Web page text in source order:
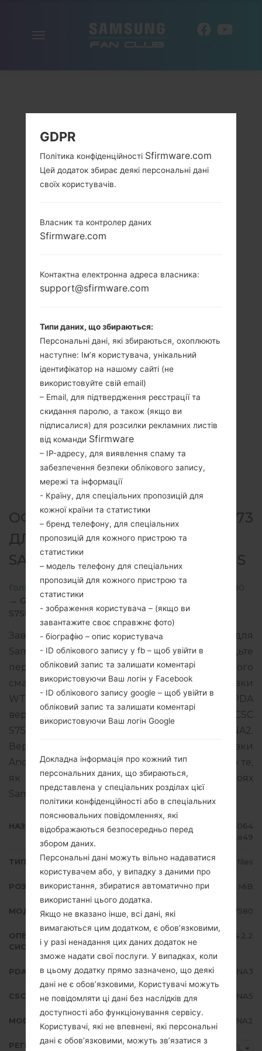
ОФІЦІЙНА ПРОШИВКА #136073
ДЛЯ GT-S7580 -
SAMSUNGGALAXY TREND PLUS
Головна Galaxy Trend Plus
SamsungGT-S7580
→ GT-
S7580_WTL_1_20140902150640_oavufd2e49.zip
Завантажте останнє оновлення прошивки для
Samsung Galaxy Trend Plus, але не забудьте
перевірити, чи відповідає номер моделі вашого
смартфона вказаному GT-S7580. Код прошивки
WTL для ALGERIA. Продукт поставляється з PDA
версією S7580XXUBNA3 версія CSC
S7580OJVANA5, MODEM версия S7580XXUBNA2.
Версія операційної системи даної прошивки
Android Jelly Bean 4.2.2. Повна інструкція про те,
як прошивати стокову прошивку на пристроях
Samsung тут
НАЗВА ФАЙЛУ
GT-S7580_WTL_1_2014090215064
0_oavufd2e49
ТИП ПРОШИВКИ 4 files
РОЗМІР ФАЙЛУ 688.56 MiB
МОДЕЛЬ Samsung GT-S7580
ОПЕРАЦІЙНА
СИСТЕМА
Android Jelly Bean 4.2.2
PDA/AP ВЕРСІЯ S7580XXUBNA3
CSC ВЕРСІЯ S7580OJVANA5
MODEM/CP ВЕРСІЯ S7580XXUBNA2
РЕГІОН WTL
GDPR
Політика конфіденційності Sfirmware.com
Цей додаток збирає деякі персональні дані
своїх користувачів.
Власник та контролер даних
Sfirmware.com
Контактна електронна адреса власника:
support@sfirmware.com
Типи даних, що збираються:
Персональні дані, які збираються, охоплюють
наступне: Ім’я користувача, унікальний
ідентифікатор на нашому сайті (не
використовуйте свій email)
– Email, для підтвердження реєстрації та
скидання паролю, а також (якщо ви
підписалися) для розсилки рекламних листів
від команди Sfirmware
– IP-адресу, для виявлення спаму та
забезпечення безпеки облікового запису,
мережі та інформації
- Країну, для спеціальних пропозицій для
кожної країни та статистики
– бренд телефону, для спеціальних
пропозицій для кожного пристрою та
статистики
– модель телефону для спеціальних
пропозицій для кожного пристрою та
статистики
- зображення користувача – (якщо ви
завантажите своє справжнє фото)
- біографію – опис користувача
- ID облікового запису у fb – щоб увійти в
обліковий запис та залишати коментарі
використовуючи Ваш логін у Facebook
- ID облікового запису google – щоб увійти в
обліковий запис та залишати коментарі
використовуючи Ваш логін Google
Докладна інформація про кожний тип
персональних даних, що збираються,
представлена у спеціальних розділах цієї
політики конфіденційності або в спеціальних
пояснювальних повідомленнях, які
відображаються безпосередньо перед
збором даних.
Персональні дані можуть вільно надаватися
користувачем або, у випадку з даними про
використання, збиратися автоматично при
використанні цього додатка.
Якщо не вказано інше, всі дані, які
вимагаються цим додатком, є обов’язковими,
і у разі ненадання цих даних додаток не
зможе надати свої послуги. У випадках, коли
в цьому додатку прямо зазначено, що деякі
дані не є обов’язковими, Користувачі можуть
не повідомляти ці дані без наслідків для
доступності або функціонування сервісу.
Користувачі, які не впевнені, які персональні
дані є обов’язковими, можуть зв’язатися з